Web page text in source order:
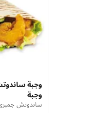
وجبة
وجبة
ساندوتش